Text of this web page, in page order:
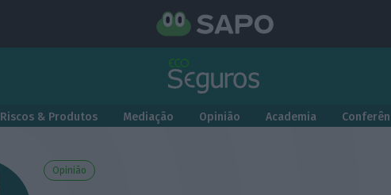
Riscos & Produtos Mediação Opinião Academia
Opinião